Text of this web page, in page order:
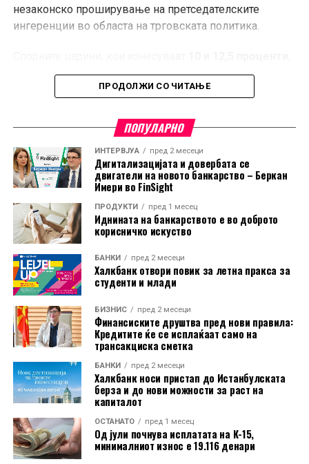
незаконско проширување на претседателските
ингеренции во областа на трговската политика.
стапија во сила на 24 јули и се однесуваат на увоз од
60 трговски партнери, меѓу кои е и Европската Унија.
тврдењето дека засегнатите земји не преземаат
доволно активности за спречување на увоз на
производи изработени со принудна работа.
Ова е најновото во низата правни оспорувања на
трговската политика на Трамп. Претходно, повеќе
американски компании успеаја да издејствуваат
судски одлуки против дел од неговите царински
мерки, но администрацијата продолжи со
воведување нови ограничувања.
Подносителите на тужбата наведуваат дека, иако
американскиот закон дозволува воведување царини
во одредени случаи, историски тие биле насочени кон
конкретни земји или индустрии. Според нив,
сегашниот широк пристап, кој опфаќа речиси
целокупниот американски увоз, нема преседан и ги
надминува законските рамки.
ПРОДОЛЖИ СО ЧИТАЊЕ
ПОПУЛАРНО
ИНТЕРВЈУА пред 2 месеци
Дигитализацијата и довербата се
двигатели на новото банкарство – Беркан
Имери во FinSight
ПРОДУКТИ пред 1 месец
Иднината на банкарството е во доброто
корисничко искуство
БАНКИ пред 2 месеци
Халкбанк отвори повик за летна пракса за
студенти и млади
БИЗНИС пред 2 месеци
Финансиските друштва пред нови правила:
Кредитите ќе се исплаќаат само на
трансакциска сметка
БАНКИ пред 2 месеци
Халкбанк носи пристап до Истанбулската
берза и до нови можности за раст на
капиталот
ОСТАНАТО пред 1 месец
Од јули почнува исплатата на К-15,
минималниот износ е 19.116 денари